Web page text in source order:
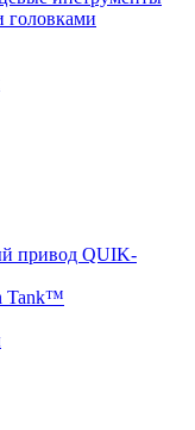
головками
привод QUIK-
Tank™